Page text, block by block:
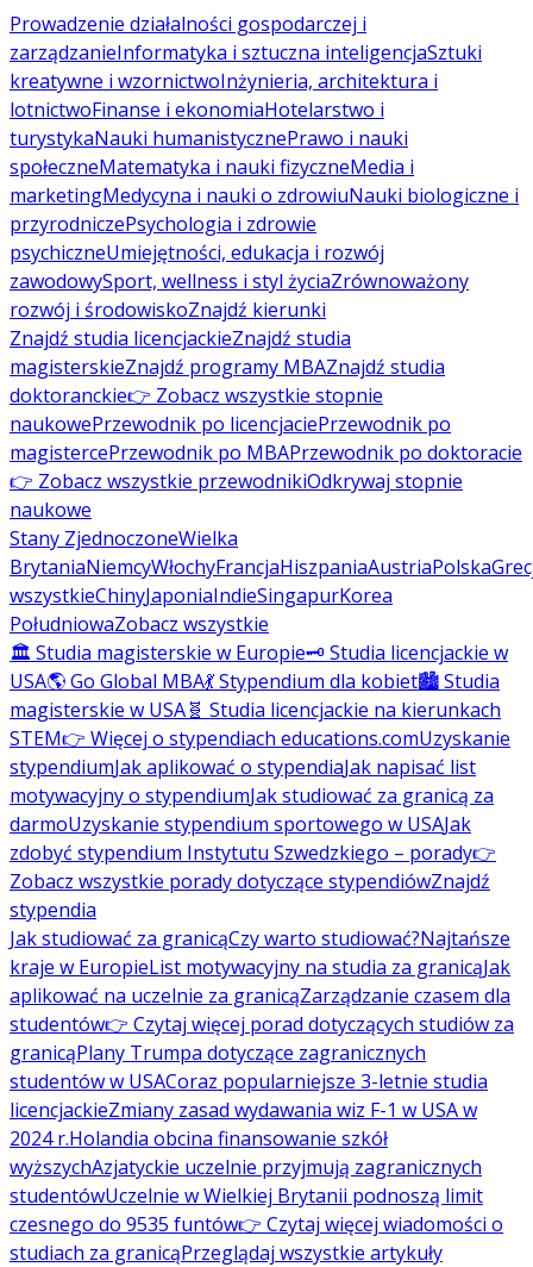
Prowadzenie działalności gospodarczej i
zarządzanieInformatyka i sztuczna inteligencjaSztuki
kreatywne i wzornictwoInżynieria, architektura i
lotnictwoFinanse i ekonomiaHotelarstwo i
turystykaNauki humanistycznePrawo i nauki
społeczneMatematyka i nauki fizyczneMedia i
marketingMedycyna i nauki o zdrowiuNauki biologiczne i
przyrodniczePsychologia i zdrowie
psychiczneUmiejętności, edukacja i rozwój
zawodowySport, wellness i styl życiaZrównoważony
rozwój i środowiskoZnajdź kierunki
Znajdź studia licencjackieZnajdź studia
magisterskieZnajdź programy MBAZnajdź studia
doktoranckie👉 Zobacz wszystkie stopnie
naukowePrzewodnik po licencjaciePrzewodnik po
magistercePrzewodnik po MBAPrzewodnik po doktoracie
👉 Zobacz wszystkie przewodnikiOdkrywaj stopnie
naukowe
Stany ZjednoczoneWielka
BrytaniaNiemcyWłochyFrancjaHiszpaniaAustriaPolska
wszystkieChinyJaponiaIndieSingapurKorea
PołudniowaZobacz wszystkie
🏛️ Studia magisterskie w Europie🗝️ Studia licencjackie w
USA🌎 Go Global MBA💃 Stypendium dla kobiet🏙️ Studia
magisterskie w USA🧬 Studia licencjackie na kierunkach
STEM👉 Więcej o stypendiach educations.comUzyskanie
stypendiumJak aplikować o stypendiaJak napisać list
motywacyjny o stypendiumJak studiować za granicą za
darmoUzyskanie stypendium sportowego w USAJak
zdobyć stypendium Instytutu Szwedzkiego – porady👉
Zobacz wszystkie porady dotyczące stypendiówZnajdź
stypendia
Jak studiować za granicąCzy warto studiować?Najtańsze
kraje w EuropieList motywacyjny na studia za granicąJak
aplikować na uczelnie za granicąZarządzanie czasem dla
studentów👉 Czytaj więcej porad dotyczących studiów za
granicąPlany Trumpa dotyczące zagranicznych
studentów w USACoraz popularniejsze 3-letnie studia
licencjackieZmiany zasad wydawania wiz F-1 w USA w
2024 r.Holandia obcina finansowanie szkół
wyższychAzjatyckie uczelnie przyjmują zagranicznych
studentówUczelnie w Wielkiej Brytanii podnoszą limit
czesnego do 9535 funtów👉 Czytaj więcej wiadomości o
studiach za granicąPrzeglądaj wszystkie artykuły